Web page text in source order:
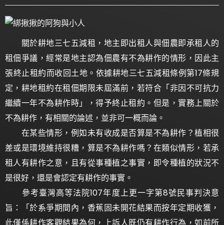
關於耕地三七五減租，地主即出租人與佃農即承租人的
租佃爭議，經常是地主認為佃農有不為耕作的情形，因此主
張終止租約而收回土地。依據耕地三七五減租條例第17條規
定，耕地租約在租佃期限未屆滿前，若符合「非因不可抗力
繼續一年不為耕作時」，得予終止租約。但是，實務上關於
不為耕作，有相關的論述，並非可一概而論。
在某些情形，例如未有收成是否算是不為耕作？植相很
差或是環境維持很糟，算是不為耕作嗎？在類似情形，若承
租人有耕作之意，且有從事種植之事實，即令種植的狀況不
是很好，還是會認定有耕作的事實。
參考臺灣高等法院107年度上更一字第8號民事判決意
旨：「於系爭期間內，香蕉固未開花結果而按年定期收獲，